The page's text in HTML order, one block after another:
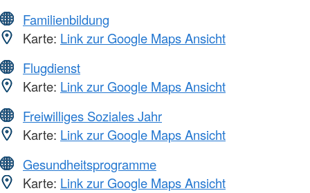
Familienbildung
Karte: Link zur Google Maps Ansicht
Flugdienst
Karte: Link zur Google Maps Ansicht
Freiwilliges Soziales Jahr
Karte: Link zur Google Maps Ansicht
Gesundheitsprogramme
Karte: Link zur Google Maps Ansicht